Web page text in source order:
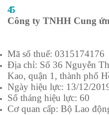
45
Công ty TNHH Cung
Mã số thuế: 0315174176
Địa chỉ: Số 36 Nguyễn
Kao, quận 1, thành phố
Ngày hiệu lực: 13/12/
Số tháng hiệu lực: 60
Cơ quan cấp: Bộ Lao